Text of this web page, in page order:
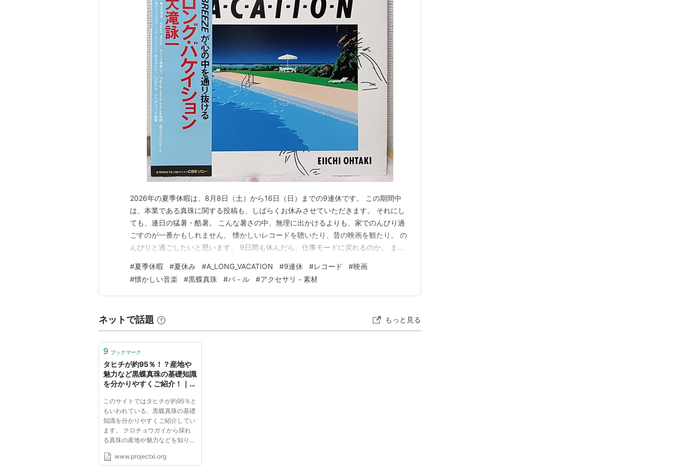
2026年の夏季休暇は、8月8日（土）から16日（日）までの9連休です。 この期間中
は、本業である真珠に関する投稿も、しばらくお休みさせていただきます。 それにし
ても、連日の猛暑・酷暑。 こんな暑さの中、無理に出かけるよりも、家でのんびり過
ごすのが一番かもしれません。 懐かしいレコードを聴いたり、昔の映画を観たり。 の
んびりと過ごしたいと思います。 9日間も休んだら、仕事モードに戻れるのか。 ま
SK435803 8.2-10.5mm 43pcs 約40cm 真珠科学研究所『ピーコック』鑑別書付き 染
めた真珠では、…
#夏季休暇 #夏休み #A_LONG_VACATION #9連休 #レコード #映画
#懐かしい音楽 #黒蝶真珠 #パ－ル #アクセサリ－素材
ネットで話題 もっと見る
9 ブックマーク
タヒチが約95％！？産地や
魅力など黒蝶真珠の基礎知識
を分かりやすくご紹介！｜
蝶真珠2022年10月更新
このサイトではタヒチが約95％と
もいわれている、黒蝶真珠の基礎
知識を分かりやすくご紹介してい
ます。 クロチョウガイから採れ
る真珠の産地や魅力などを知りた
い人におすすめです。 クロチョ
ウガイの真珠は、様々なシーンで
www.projectxi.org